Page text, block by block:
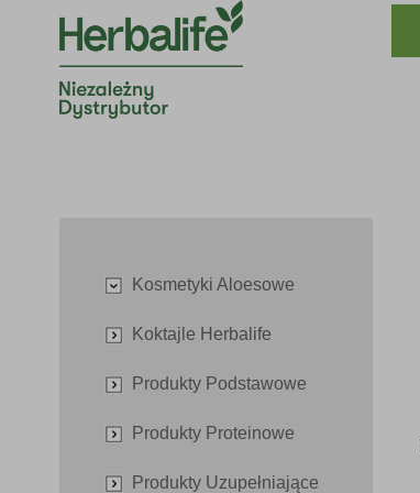
Kosmetyki Aloesowe
Koktajle Herbalife
Produkty Podstawowe
Produkty Proteinowe
Produkty Uzupełniające